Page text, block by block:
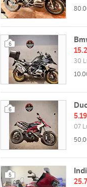
Indirizzo
Mappa
Sito web
http://
6
30
6
07
5